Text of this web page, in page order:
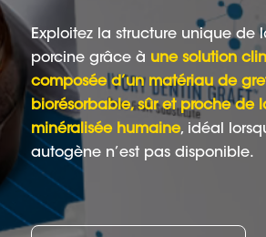
Exploitez la structure unique de
porcine grâce à une solution
composée d’un matériau de
biorésorbable, sûr et proche de
minéralisée humaine, idéal
autogène n’est pas disponible.